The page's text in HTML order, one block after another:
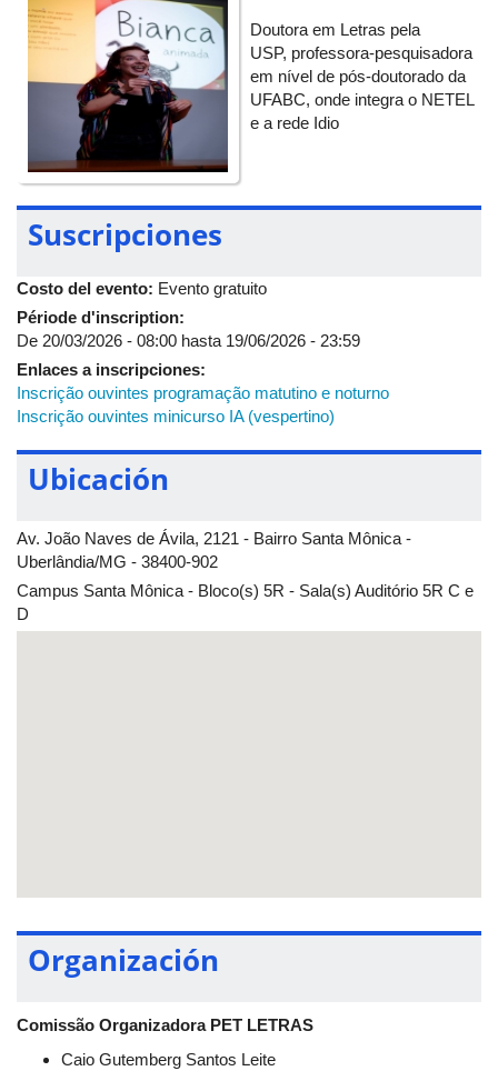
Doutora em Letras pela
USP, professora-pesquisadora
em nível de pós-doutorado da
UFABC, onde integra o NETEL
e a rede Idio
Suscripciones
Costo del evento: Evento gratuito
Période d'inscription:
De 20/03/2026 - 08:00 hasta 19/06/2026 - 23:59
Enlaces a inscripciones:
Inscrição ouvintes programação matutino e noturno
Inscrição ouvintes minicurso IA (vespertino)
Ubicación
Av. João Naves de Ávila, 2121 - Bairro Santa Mônica -
Uberlândia/MG - 38400-902
Campus Santa Mônica - Bloco(s) 5R - Sala(s) Auditório 5R C e
D
Organización
Comissão Organizadora PET LETRAS
Caio Gutemberg Santos Leite